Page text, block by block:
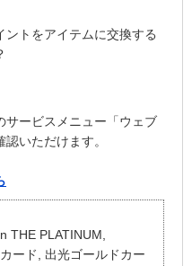
トをアイテムに交換する
サービスメニュー「ウェブ
いただけます。
THE PLATINUM,
ード, 出光ゴールドカー